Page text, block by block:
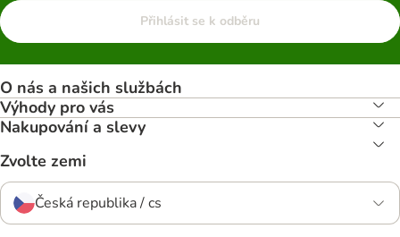
Přihlásit se k odběru
O nás a našich službách
Výhody pro vás
Nakupování a slevy
Zvolte zemi
Česká republika / cs